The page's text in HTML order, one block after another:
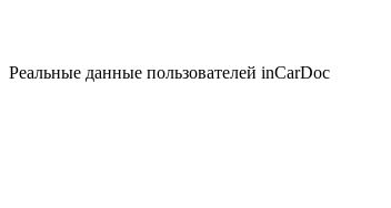
Реальные данные пользователей inCarDoc